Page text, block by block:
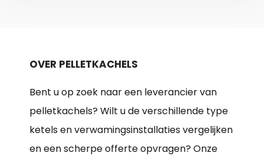
OVER PELLETKACHELS
Bent u op zoek naar een leverancier van
pelletkachels? Wilt u de verschillende type
ketels en verwamingsinstallaties vergelijken
en een scherpe offerte opvragen? Onze